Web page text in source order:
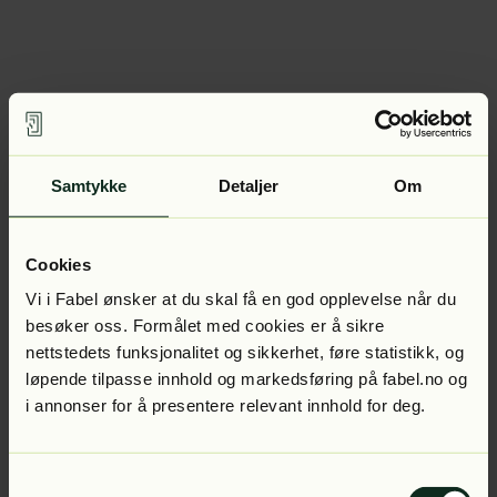
Samtykke Detaljer Om
Cookies
Vi i Fabel ønsker at du skal få en god opplevelse når du
besøker oss. Formålet med cookies er å sikre
nettstedets funksjonalitet og sikkerhet, føre statistikk, og
løpende tilpasse innhold og markedsføring på fabel.no og
i annonser for å presentere relevant innhold for deg.